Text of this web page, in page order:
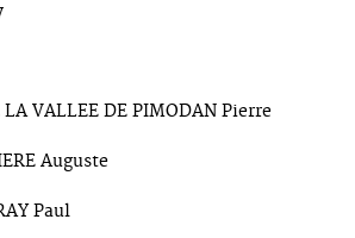
LA VALLEE DE PIMODAN Pierre
Auguste
Paul